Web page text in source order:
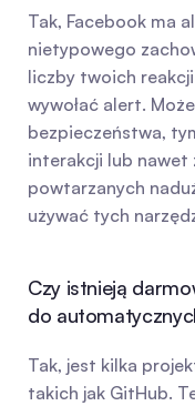
Tak, Facebook ma
nietypowego
liczby twoich
wywołać alert.
bezpieczeństwa,
interakcji lub nawet
powtarzanych
używać tych
Czy istnieją
do
Tak, jest kilka
takich jak GitHub.